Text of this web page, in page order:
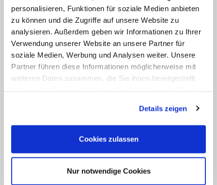
personalisieren, Funktionen für soziale Medien anbieten
zu können und die Zugriffe auf unsere Website zu
analysieren. Außerdem geben wir Informationen zu Ihrer
Verwendung unserer Website an unsere Partner für
soziale Medien, Werbung und Analysen weiter. Unsere
Partner führen diese Informationen möglicherweise mit
weiteren Daten zusammen, die Sie ihnen bereitgestellt
Details zeigen
Cookies zulassen
Nur notwendige Cookies